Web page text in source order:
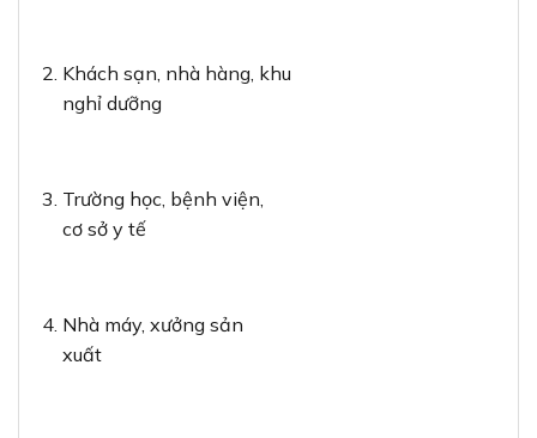
Khách sạn, nhà hàng, khu
nghỉ dưỡng
Trường học, bệnh viện,
cơ sở y tế
Nhà máy, xưởng sản
xuất